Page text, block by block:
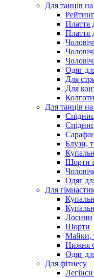
Для танців
Плаття
Плаття
Одяг
Для
Для
Колготи
Для танців
Блузи,
Шорти
Одяг
Для
Лосини
Шорти
Майки,
Нижня
Одяг
Для фітнесу